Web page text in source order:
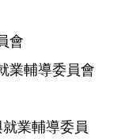
會
業輔導委員會
業輔導委員